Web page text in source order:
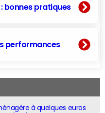
bonnes pratiques
performances
à quelques euros